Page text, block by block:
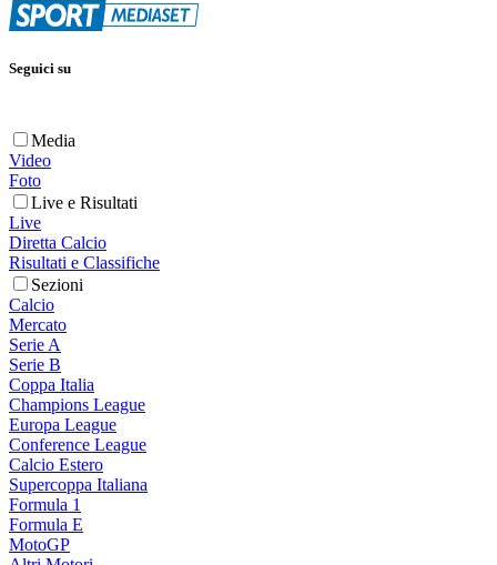
Seguici su
Media
Video
Foto
Live e Risultati
Live
Diretta Calcio
Risultati e Classifiche
Sezioni
Calcio
Mercato
Serie A
Serie B
Coppa Italia
Champions League
Europa League
Conference League
Calcio Estero
Supercoppa Italiana
Formula 1
Formula E
MotoGP